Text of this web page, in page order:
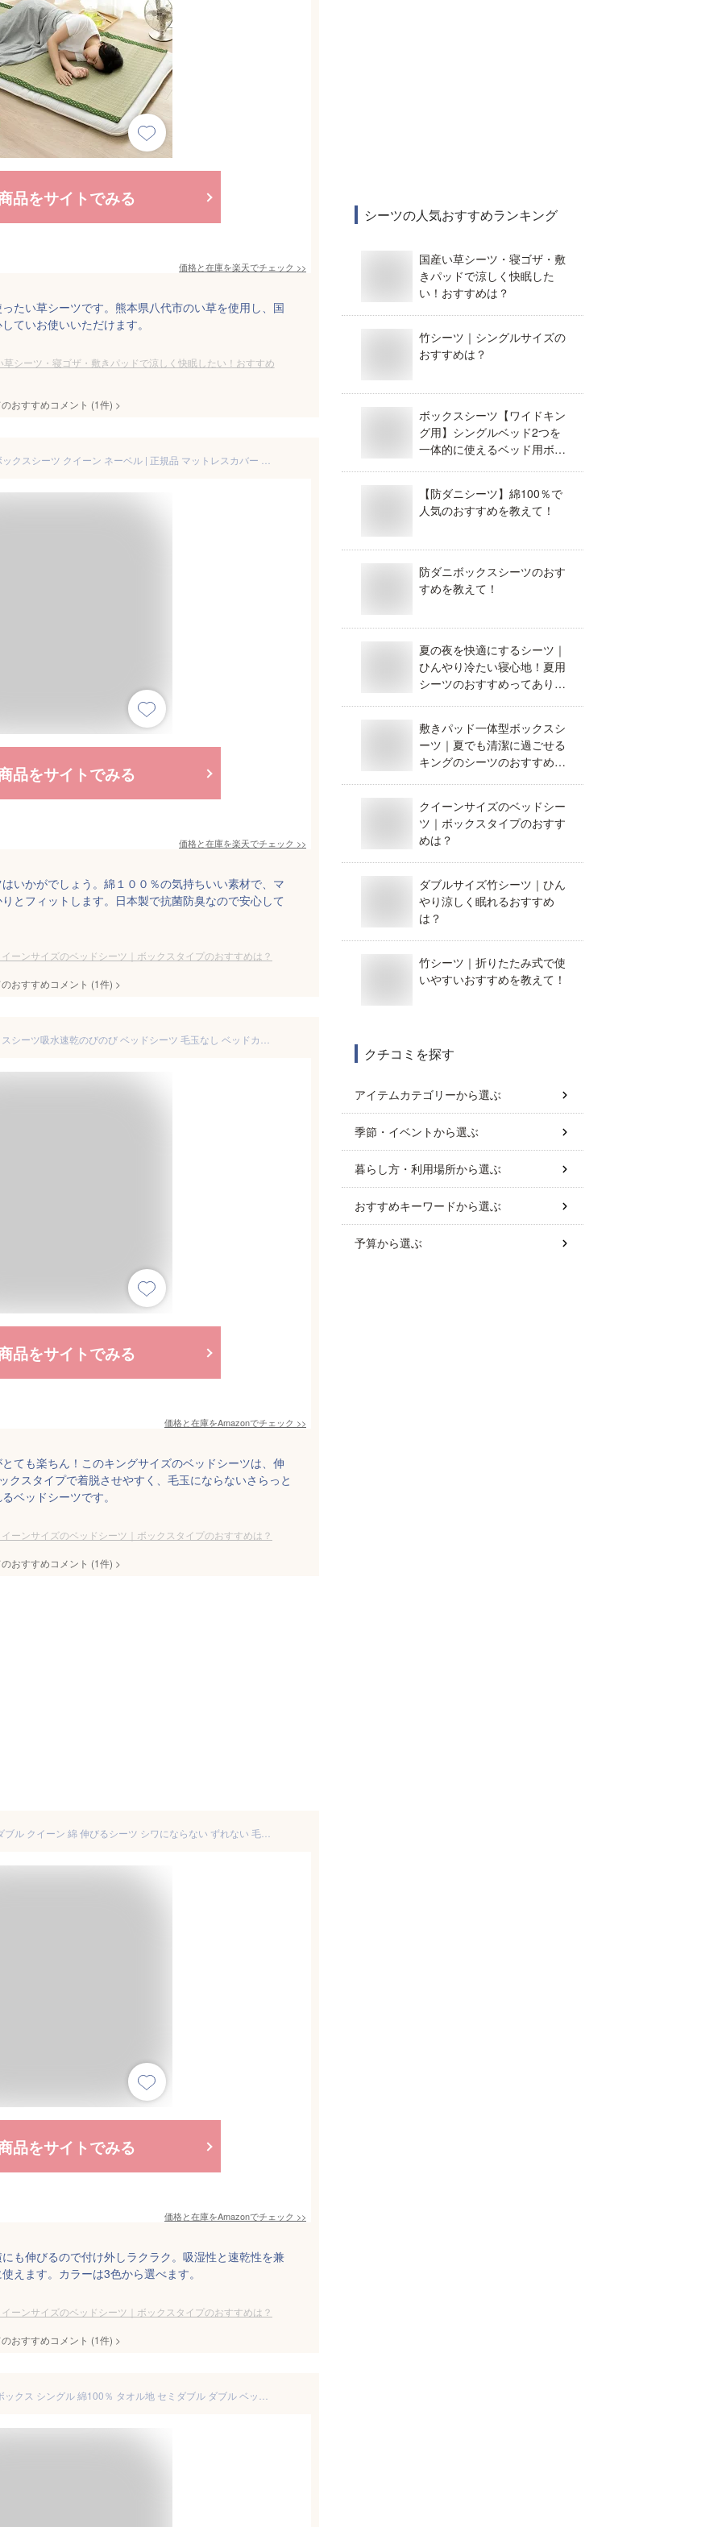
品をサイトでみる
価格と在庫を楽天でチェック >>
たい草シーツです。熊本県八代市のい草を使用し、国
ていお使いいただけます。
草シーツ・寝ゴザ・敷きパッドで涼しく快眠したい！おすすめ
おすすめコメント (1件) >
品をサイトでみる
価格と在庫を楽天でチェック >>
いかがでしょう。綿１００％の気持ちいい素材で、マ
とフィットします。日本製で抗菌防臭なので安心して
ーンサイズのベッドシーツ｜ボックスタイプのおすすめは？
おすすめコメント (1件) >
品をサイトでみる
価格と在庫をAmazonでチェック >>
ても楽ちん！このキングサイズのベッドシーツは、伸
クスタイプで着脱させやすく、毛玉にならないさらっと
ベッドシーツです。
ーンサイズのベッドシーツ｜ボックスタイプのおすすめは？
おすすめコメント (1件) >
品をサイトでみる
価格と在庫をAmazonでチェック >>
も伸びるので付け外しラクラク。吸湿性と速乾性を兼
えます。カラーは3色から選べます。
ーンサイズのベッドシーツ｜ボックスタイプのおすすめは？
おすすめコメント (1件) >
シーツの人気おすすめランキング
国産い草シーツ・寝ゴザ・敷
きパッドで涼しく快眠した
い！おすすめは？
竹シーツ｜シングルサイズの
おすすめは？
ボックスシーツ【ワイドキン
グ用】シングルベッド2つを
一体的に使えるベッド用ボッ
【防ダニシーツ】綿100％で
人気のおすすめを教えて！
防ダニボックスシーツのおす
すめを教えて！
夏の夜を快適にするシーツ｜
ひんやり冷たい寝心地！夏用
シーツのおすすめってありま
敷きパッド一体型ボックスシ
ーツ｜夏でも清潔に過ごせる
キングのシーツのおすすめ
クイーンサイズのベッドシー
ツ｜ボックスタイプのおすす
めは？
ダブルサイズ竹シーツ｜ひん
やり涼しく眠れるおすすめ
は？
竹シーツ｜折りたたみ式で使
いやすいおすすめを教えて！
クチコミを探す
アイテムカテゴリーから選ぶ
季節・イベントから選ぶ
暮らし方・利用場所から選ぶ
おすすめキーワードから選ぶ
予算から選ぶ